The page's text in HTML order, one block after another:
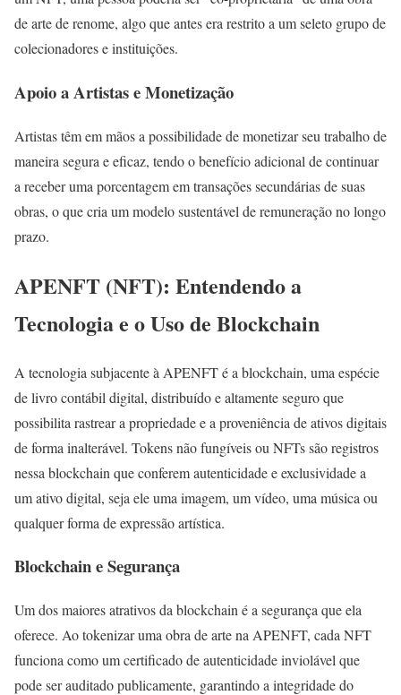
de arte de renome, algo que antes era restrito a um seleto grupo de
colecionadores e instituições.
Apoio a Artistas e Monetização
Artistas têm em mãos a possibilidade de monetizar seu trabalho de
maneira segura e eficaz, tendo o benefício adicional de continuar
a receber uma porcentagem em transações secundárias de suas
obras, o que cria um modelo sustentável de remuneração no longo
prazo.
APENFT (NFT): Entendendo a
Tecnologia e o Uso de Blockchain
A tecnologia subjacente à APENFT é a blockchain, uma espécie
de livro contábil digital, distribuído e altamente seguro que
possibilita rastrear a propriedade e a proveniência de ativos digitais
de forma inalterável. Tokens não fungíveis ou NFTs são registros
nessa blockchain que conferem autenticidade e exclusividade a
um ativo digital, seja ele uma imagem, um vídeo, uma música ou
qualquer forma de expressão artística.
Blockchain e Segurança
Um dos maiores atrativos da blockchain é a segurança que ela
oferece. Ao tokenizar uma obra de arte na APENFT, cada NFT
funciona como um certificado de autenticidade inviolável que
pode ser auditado publicamente, garantindo a integridade do